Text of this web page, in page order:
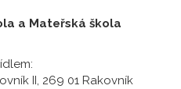
a Mateřská škola
II, 269 01 Rakovník